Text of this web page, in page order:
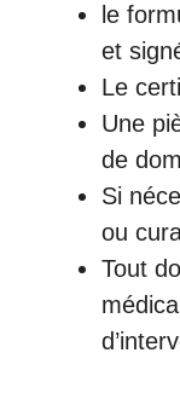
le
et
Le
Une
de
Si
ou
Tout